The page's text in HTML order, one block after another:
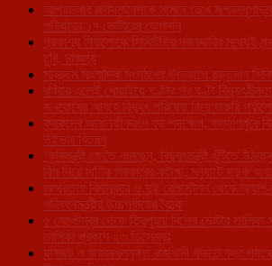
আগরতলার জনসমাবেশকে সামনে রেখে
পরিবারের ১৭ ভোটারের যোগদান
প্রকাশ্য দিবালোকে সিসিটিভির নজরদারির মধ্যেই
চুরি, চাঞ্চল্য
সাব্রুমে সাংবাদিক সংগঠনের উদ্যোগে রক্তদান
রবিবার এলেই খোয়াইয়ে ঘণ্টার পর ঘণ্টা
জনরোষের আবহে বিদ্যুৎ পরিষেবা নিয়ে জরুরি
কৃষকদের আধুনিকীকরণে বড় পদক্ষেপ, কল্যাণপুরে
উইডার বিতরণ
‘কৃষিমন্ত্রী ক্ষেতে নামছেন, বিদ্যুৎমন্ত্রী খুঁটিতে
বিল নিয়ে মানিক সরকারের কটাক্ষ, মনুঘাটে সড়ক
আগরতলা বিমানবন্দর ও দুই রেলস্টেশন থেকে
পরিবহনমন্ত্রীর উচ্চপর্যায়ের বৈঠক
৫ সেপ্টেম্বর থেকে ত্রিপুরায় বিশেষ ভোটার
তালিকা প্রকাশ ২৩ ডিসেম্বর
যানজট ও জবরদখলমুক্ত রাজধানী গড়তে কড়া